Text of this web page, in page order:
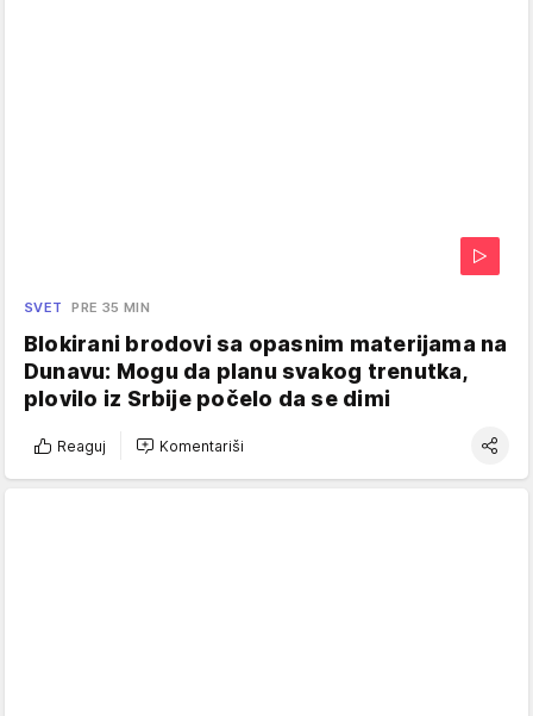
SVET PRE 35 MIN
Blokirani brodovi sa opasnim materijama na
Dunavu: Mogu da planu svakog trenutka,
plovilo iz Srbije počelo da se dimi
Reaguj Komentariši